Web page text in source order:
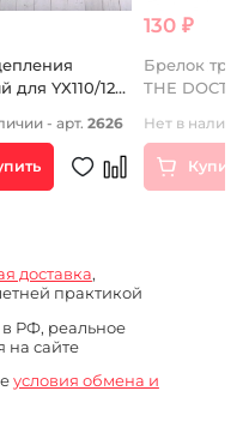
для YX110/125
- арт. 2626
130 ₽
Брелок
THE
Нет в
Купить
доставка,
практикой
в РФ, реальное
на сайте
условия обмена и